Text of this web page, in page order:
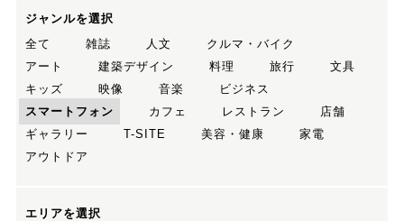
ジャンルを選択
全て
雑誌 人文
クルマ・バイク
アート
建築デザイン 料理 旅行
文具
キッズ
映像 音楽
ビジネス
スマートフォン
カフェ レストラン
店舗
ギャラリー
T-SITE 美容・健康
家電
アウトドア
エリアを選択